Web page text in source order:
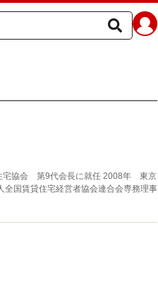
宅協会 第9代会長に就任 2008年 東京
国賃貸住宅経営者協会連合会専務理事